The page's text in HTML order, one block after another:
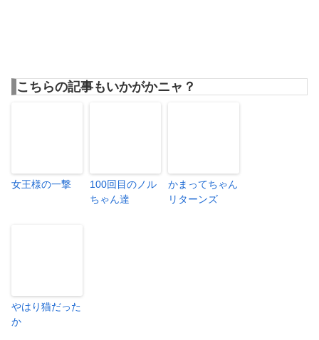
こちらの記事もいかがかニャ？
女王様の一撃
100回目のノル
ちゃん達
かまってちゃん
リターンズ
やはり猫だった
か